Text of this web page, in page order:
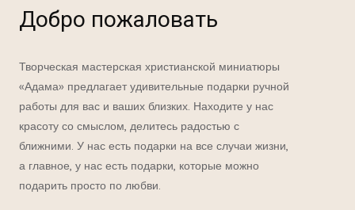
Добро пожаловать
Творческая мастерская христианской миниатюры
«Адама» предлагает удивительные подарки ручной
работы для вас и ваших близких. Находите у нас
красоту со смыслом, делитесь радостью с
ближними. У нас есть подарки на все случаи жизни,
а главное, у нас есть подарки, которые можно
подарить просто по любви.